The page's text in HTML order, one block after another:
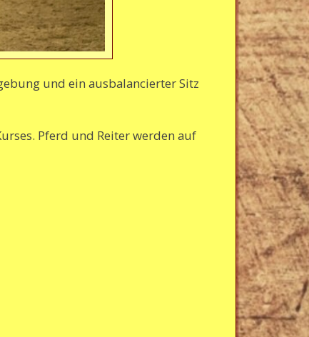
und ein ausbalancierter Sitz
Pferd und Reiter werden auf